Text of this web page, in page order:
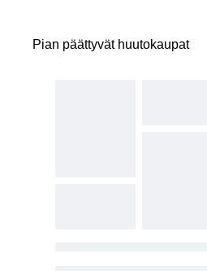
Pian päättyvät huutokaupat